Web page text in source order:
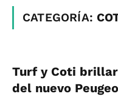
CATEGORÍA:
Turf y Coti
del nuevo